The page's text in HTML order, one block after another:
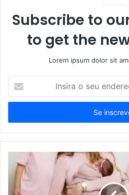
Subscribe to
to get the
Lorem ipsum dolor sit
seu
de
email